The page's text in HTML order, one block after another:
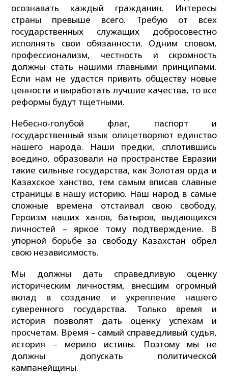
осознавать каждый гражданин. Интересы
страны превыше всего. Требую от всех
государственных служащих добросовестно
исполнять свои обязанности. Одним словом,
профессионализм, честность и скромность
должны стать нашими главными принципами.
Если нам не удастся привить обществу новые
ценности и выработать лучшие качества, то все
реформы будут тщетными.
Небесно-голубой флаг, паспорт и
государственный язык олицетворяют единство
нашего народа. Наши предки, сплотившись
воедино, образовали на пространстве Евразии
такие сильные государства, как Золотая орда и
Казахское ханство, тем самым вписав славные
страницы в нашу историю. Наш народ в самые
сложные времена отстаивал свою свободу.
Героизм наших ханов, батыров, выдающихся
личностей – яркое тому подтверждение. В
упорной борьбе за свободу Казахстан обрел
свою независимость.
Мы должны дать справедливую оценку
историческим личностям, внесшим огромный
вклад в создание и укрепление нашего
суверенного государства. Только время и
история позволят дать оценку успехам и
просчетам. Время – самый справедливый судья,
история – мерило истины. Поэтому мы не
должны допускать политической
кампанейщины.